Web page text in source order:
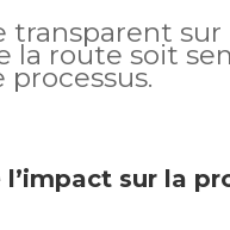
transparent
la route soit
sur la